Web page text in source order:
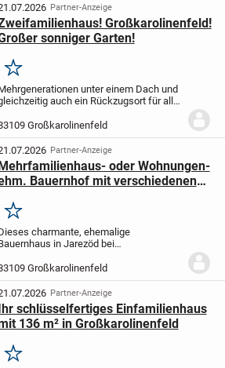
Partner-Anzeige
Großkarolinenfeld!
sonniger Garten!
Merken
unter einem Dach und
auch ein Rückzugsort für alle
ca. 611 m² weitläufigem und
Grundstück erbaut und verfügt
Großkarolinenfeld
Partner-Anzeige
Mehrfamilienhaus- oder Wohnungen-
Bauernhof mit verschiedenen
Merken
charmante, ehemalige
in Jarezöd bei
für Handwerker, Investoren
Liebhaber historischer Immobilien.
Anwesen befindet sich in...
Großkarolinenfeld
Partner-Anzeige
Ihr schlüsselfertiges Einfamilienhaus
136 m² in Großkarolinenfeld
Merken